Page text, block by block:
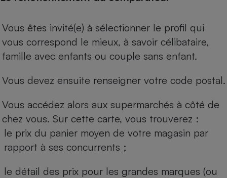
Vous êtes invité(e) à sélectionner le profil qui
vous correspond le mieux, à savoir célibataire,
famille avec enfants ou couple sans enfant.
Vous devez ensuite renseigner votre code postal.
Vous accédez alors aux supermarchés à côté de
chez vous. Sur cette carte, vous trouverez :
le prix du panier moyen de votre magasin par
rapport à ses concurrents ;
le détail des prix pour les grandes marques (ou